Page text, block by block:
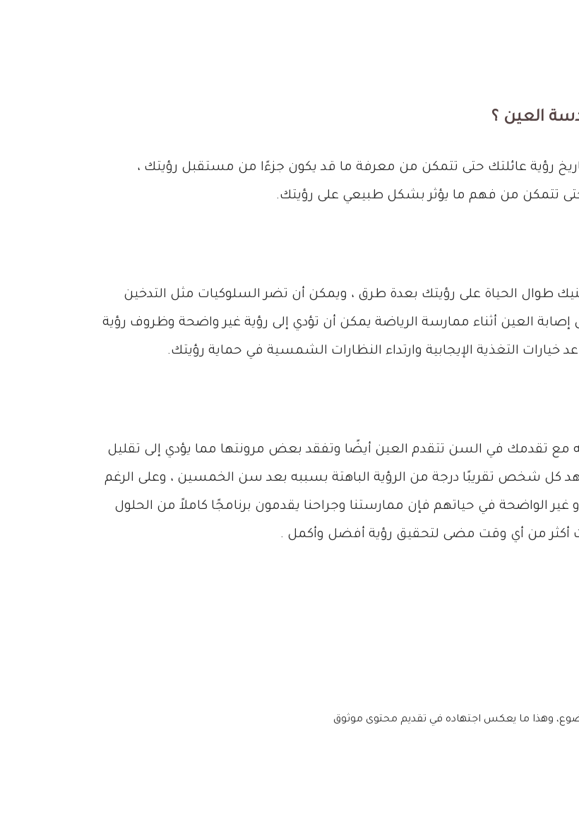
العين ؟
رؤية عائلتك حتى تتمكن من معرفة ما قد يكون جزءًا من مستقبل رؤيتك ،
تتمكن من فهم ما يؤثر بشكل طبيعي على رؤيتك.
طوال الحياة على رؤيتك بعدة طرق ، ويمكن أن تضر السلوكيات مثل التدخين
العين أثناء ممارسة الرياضة يمكن أن تؤدي إلى رؤية غير واضحة وظروف رؤية
التغذية الإيجابية وارتداء النظارات الشمسية في حماية رؤيتك.
مع تقدمك في السن تتقدم العين أيضًا وتفقد بعض مرونتها مما يؤدي إلى تقليل
كل شخص تقريبًا درجة من الرؤية الباهتة بسببه بعد سن الخمسين ، وعلى الرغم
غير الواضحة في حياتهم فإن ممارستنا وجراحنا يقدمون برنامجًا كاملاً من الحلول
أكثر من أي وقت مضى لتحقيق رؤية أفضل وأكمل .
وهذا ما يعكس اجتهاده في تقديم محتوى موثوق